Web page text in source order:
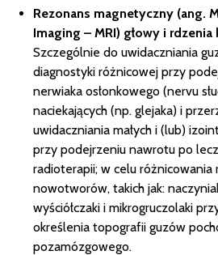
Rezonans magnetyczny (ang.
Imaging – MRI) głowy i
Szczególnie do uwidaczniania
diagnostyki różnicowej przy
nerwiaka osłonkowego (nervu
naciekających (np. glejaka) i
uwidaczniania małych i (lub)
przy podejrzeniu nawrotu po
radioterapii; w celu różnicowania
nowotworów, takich jak:
wyściółczaki i mikrogruczolaki
określenia topografii guzów
pozamózgowego.